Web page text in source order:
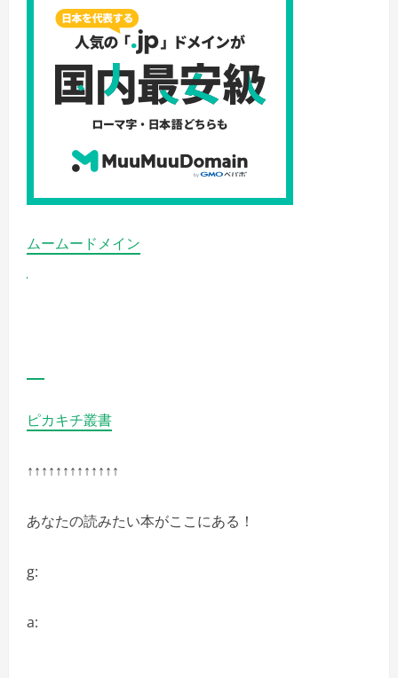
法
人
イ
ス
ト
ワ
ー
ル
律
所】
細
覧
く
ムームードメイン
ピカキチ叢書
↑↑↑↑↑↑↑↑↑↑↑↑↑
あなたの読みたい本がここにある！
g:
a: